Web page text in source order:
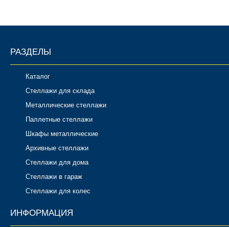
РАЗДЕЛЫ
Каталог
Стеллажи для склада
Металлические стеллажи
Паллетные стеллажи
Шкафы металлические
Архивные стеллажи
Стеллажи для дома
Стеллажи в гараж
Стеллажи для колес
ИНФОРМАЦИЯ